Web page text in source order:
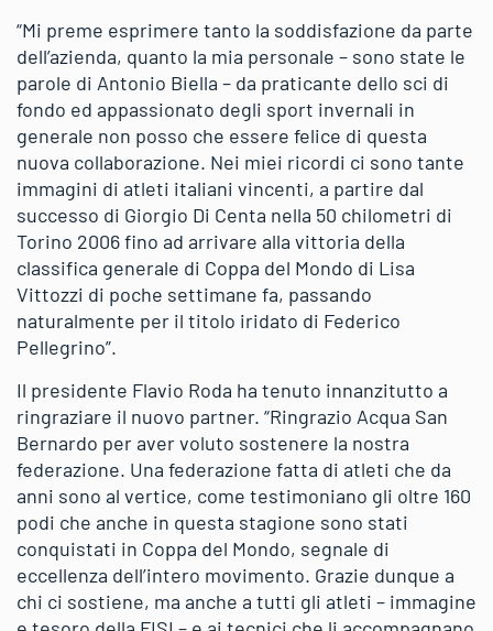
“Mi preme esprimere tanto la soddisfazione da parte
dell’azienda, quanto la mia personale – sono state le
parole di Antonio Biella – da praticante dello sci di
fondo ed appassionato degli sport invernali in
generale non posso che essere felice di questa
nuova collaborazione. Nei miei ricordi ci sono tante
immagini di atleti italiani vincenti, a partire dal
successo di Giorgio Di Centa nella 50 chilometri di
Torino 2006 fino ad arrivare alla vittoria della
classifica generale di Coppa del Mondo di Lisa
Vittozzi di poche settimane fa, passando
naturalmente per il titolo iridato di Federico
Pellegrino”.
Il presidente Flavio Roda ha tenuto innanzitutto a
ringraziare il nuovo partner. “Ringrazio Acqua San
Bernardo per aver voluto sostenere la nostra
federazione. Una federazione fatta di atleti che da
anni sono al vertice, come testimoniano gli oltre 160
podi che anche in questa stagione sono stati
conquistati in Coppa del Mondo, segnale di
eccellenza dell’intero movimento. Grazie dunque a
chi ci sostiene, ma anche a tutti gli atleti – immagine